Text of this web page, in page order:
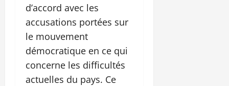
d’accord avec les
accusations portées sur
le mouvement
démocratique en ce qui
concerne les difficultés
actuelles du pays. Ce